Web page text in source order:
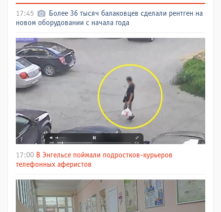
17:45
Более 36 тысяч балаковцев сделали рентген на
новом оборудовании с начала года
17:00 В Энгельсе поймали подростков-курьеров
телефонных аферистов